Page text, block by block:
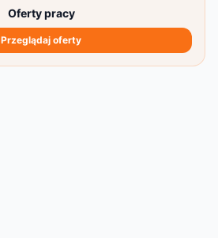
Oferty pracy
Przeglądaj oferty